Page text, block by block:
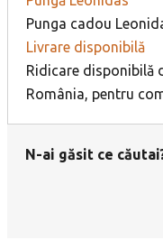
Punga cadou
Livrare disponibilă
Ridicare disponibilă
România, pentru
N-ai găsit ce